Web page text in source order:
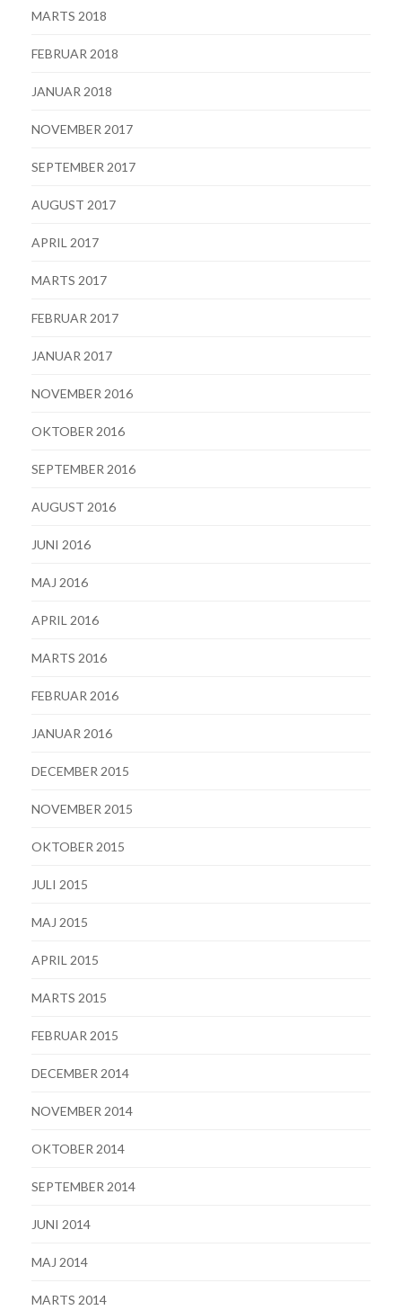
MARTS 2018
FEBRUAR 2018
JANUAR 2018
NOVEMBER 2017
SEPTEMBER 2017
AUGUST 2017
APRIL 2017
MARTS 2017
FEBRUAR 2017
JANUAR 2017
NOVEMBER 2016
OKTOBER 2016
SEPTEMBER 2016
AUGUST 2016
JUNI 2016
MAJ 2016
APRIL 2016
MARTS 2016
FEBRUAR 2016
JANUAR 2016
DECEMBER 2015
NOVEMBER 2015
OKTOBER 2015
JULI 2015
MAJ 2015
APRIL 2015
MARTS 2015
FEBRUAR 2015
DECEMBER 2014
NOVEMBER 2014
OKTOBER 2014
SEPTEMBER 2014
JUNI 2014
MAJ 2014
MARTS 2014